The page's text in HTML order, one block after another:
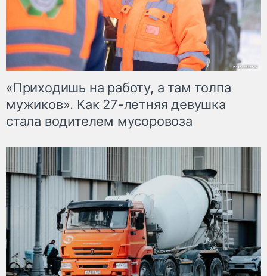
«Приходишь на работу, а там толпа
мужиков». Как 27-летняя девушка
стала водителем мусоровоза